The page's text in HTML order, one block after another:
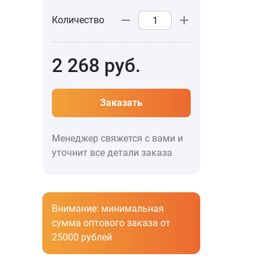
Количество
2 268 руб.
Заказать
Менеджер свяжется с вами и
уточнит все детали заказа
Внимание: минимальная
сумма оптового заказа от
25000 рублей